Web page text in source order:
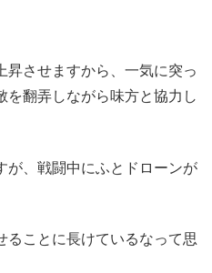
昇させますから、一気に突っ
を翻弄しながら味方と協力し
が、戦闘中にふとドローンが
ることに長けているなって思